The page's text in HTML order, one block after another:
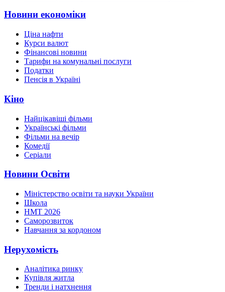
Новини економіки
Ціна нафти
Курси валют
Фінансові новини
Тарифи на комунальні послуги
Податки
Пенсія в Україні
Кіно
Найцікавіші фільми
Українські фільми
Фільми на вечір
Комедії
Серіали
Новини Освіти
Міністерство освіти та науки України
Школа
НМТ 2026
Саморозвиток
Навчання за кордоном
Нерухомість
Аналітика ринку
Купівля житла
Тренди і натхнення